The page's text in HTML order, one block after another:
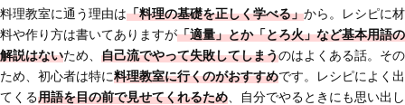
料理教室に通う理由は「料理の基礎を正しく学べる」から。レシピに材
料や作り方は書いてありますが「適量」とか「とろ火」など基本用語の
解説はないため、 自己流でやって失敗してしまうのはよくある話。その
ため、初心者は特に料理教室に行くのがおすすめです。レシピによく出
てくる用語を目の前で見せてくれるため 、自分でやるときにも思い出し